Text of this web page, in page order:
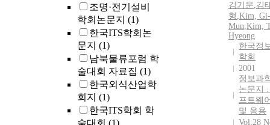
조명·전기설비
학회논문지 (1)
한국ITS학회논
문지 (1)
남북물류포럼 학
술대회 자료집 (1)
한국외식산업학
회지 (1)
한국ITS학회 학
김기문,김
형 ,Kim, Gi-
Mun,Kim,
Hyeong
한국정
학회
2001
정보과
논문지
프트웨
및 응용
Vol.28